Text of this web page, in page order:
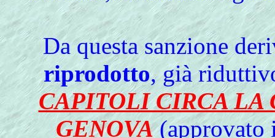
Da questa sanzione
riprodotto, già
CAPITOLI CIRCA
GENOVA(approvato